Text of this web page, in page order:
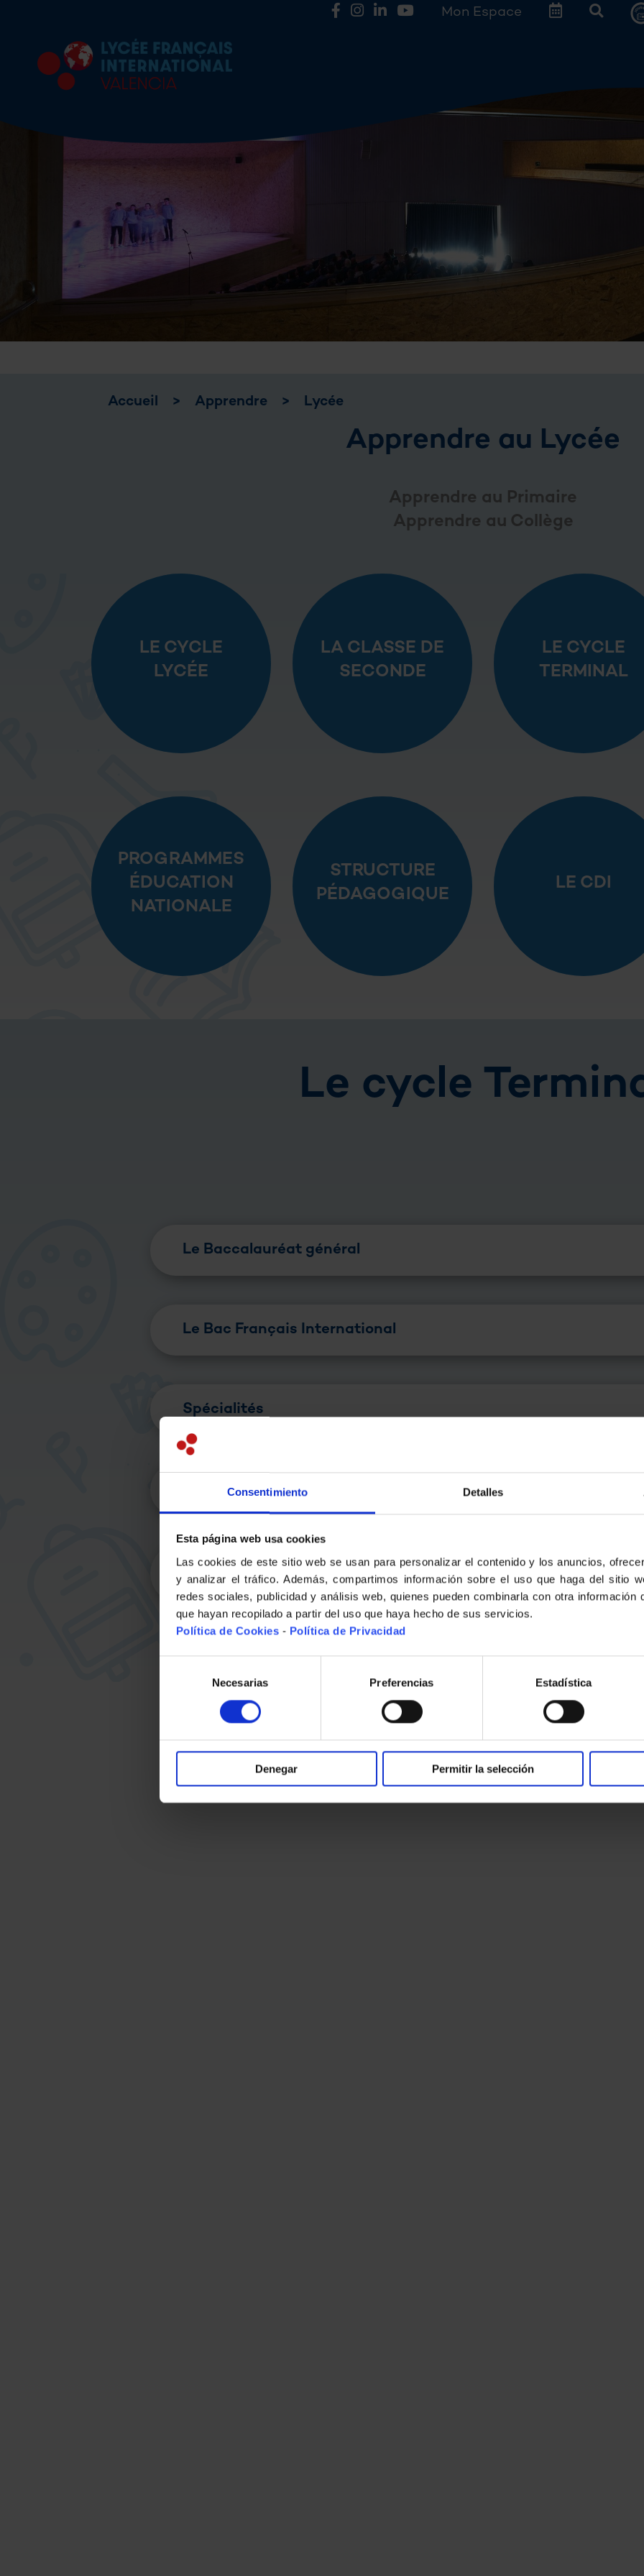
Consentimiento Detalles
Esta página web usa cookies
Las cookies de este sitio web se usan para personalizar el contenido y los anuncios,
y analizar el tráfico. Además, compartimos información sobre el uso que haga del sitio
redes sociales, publicidad y análisis web, quienes pueden combinarla con otra información
que hayan recopilado a partir del uso que haya hecho de sus servicios.
Política de Cookies - Política de Privacidad
consentimiento
Necesarias Preferencias Estadística
Denegar Permitir la selección
Mon Espace
Accueil > Apprendre > Lycée
Apprendre au Lycée
Apprendre au Primaire
Apprendre au Collège
LE CYCLE
LYCÉE
LA CLASSE DE
SECONDE
LE CYCLE
TERMINAL
PROGRAMMES
ÉDUCATION
NATIONALE
STRUCTURE
PÉDAGOGIQUE
LE CDI
Le cycle
Le Baccalauréat général
Le Bac Français International
Spécialités
Options facultatives
Section Européenne